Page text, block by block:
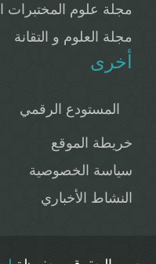
مجلة علوم المختبرات
مجلة العلوم و التقانة
أخرى
المستودع الرقمي
خريطة الموقع
سياسة الخصوصية
النشاط الأخباري